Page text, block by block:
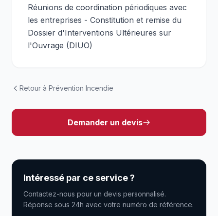
Réunions de coordination périodiques avec
les entreprises - Constitution et remise du
Dossier d'Interventions Ultérieures sur
l'Ouvrage (DIUO)
Retour à Prévention Incendie
Demander un devis
Intéressé par ce service ?
Contactez-nous pour un devis personnalisé.
Réponse sous 24h avec votre numéro de référence.